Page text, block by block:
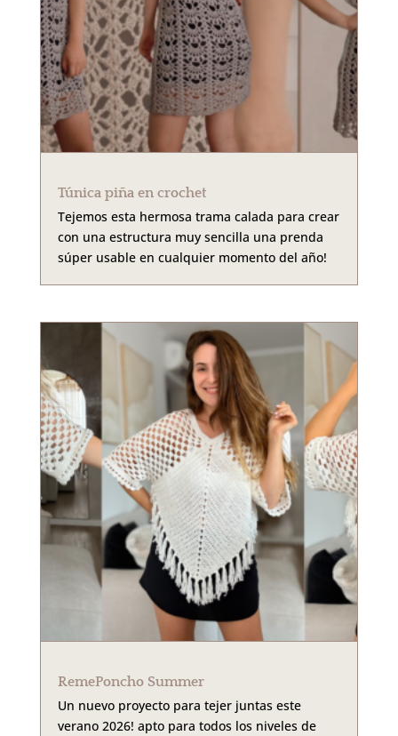
Túnica piña en crochet
Tejemos esta hermosa trama calada para crear
con una estructura muy sencilla una prenda
súper usable en cualquier momento del año!
RemePoncho Summer
Un nuevo proyecto para tejer juntas este
verano 2026! apto para todos los niveles de